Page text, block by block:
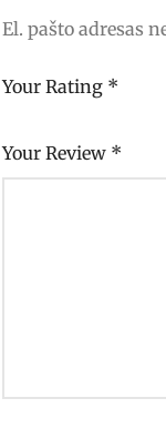
El. pašto adresas
Your Rating *
Your Review *